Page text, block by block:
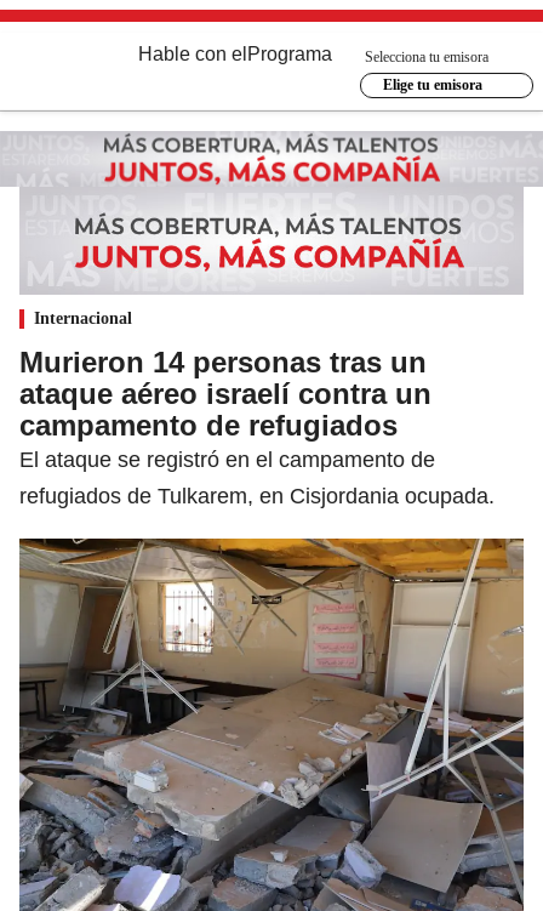
Hable con el Programa
Selecciona tu emisora
Elige tu emisora
Internacional
Murieron 14 personas tras un
ataque aéreo israelí contra un
campamento de refugiados
El ataque se registró en el campamento de
refugiados de Tulkarem, en Cisjordania ocupada.